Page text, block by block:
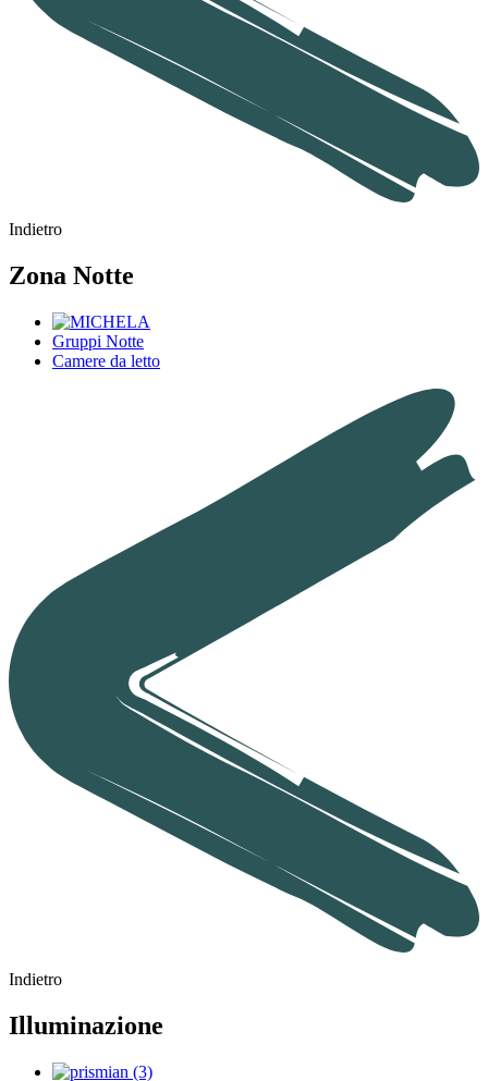
Indietro
Zona Notte
Gruppi Notte
Camere da letto
Indietro
Illuminazione